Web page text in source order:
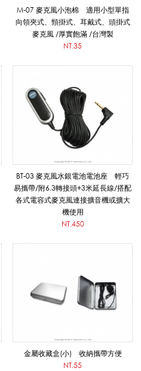
M-07 麥克風小泡棉 適用小型單指
向領夾式、頸掛式、耳戴式、頭掛式
麥克風 /厚實飽滿 /台灣製
NT.35
BT-03 麥克風水銀電池電池座 輕巧
易攜帶/附6.3轉接頭+3米延長線/搭配
各式電容式麥克風連接擴音機或擴大
機使用
NT.450
金屬收藏盒(小) 收納攜帶方便
NT.55